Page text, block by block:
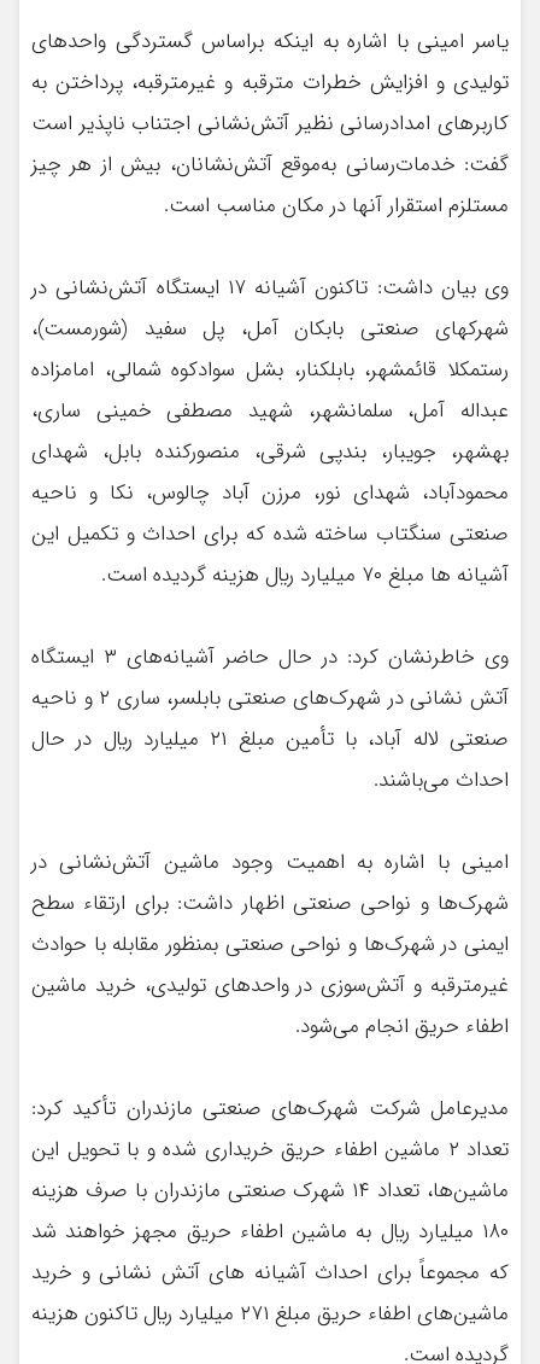
ياسر امينی با اشاره به اينكه براساس گستردگی واحدهاي
توليدی و افزايش خطرات مترقبه و غيرمترقبه، پرداختن به
كاربرهای امدادرسانی نظير آتش‌نشانی اجتناب ناپذير است
گفت: خدمات‌رسانی به‌موقع آتش‌نشانان، بيش از هر چيز
مستلزم استقرار آنها در مكان مناسب است.
وی بيان داشت: تاكنون آشيانه ۱۷ ايستگاه آتش‌نشانی در
شهرکهای صنعتی بابكان آمل، پل سفيد (شورمست)،
رستمكلا قائمشهر، بابلكنار، بشل سوادكوه شمالی، امامزاده
عبداله آمل، سلمانشهر، شهيد مصطفی خمينی ساری،
بهشهر، جويبار، بندپی شرقی، منصوركنده بابل، شهدای
محمودآباد، شهدای نور، مرزن آباد چالوس، نكا و ناحيه
صنعتی سنگتاب ساخته شده كه برای احداث و تكميل اين
آشيانه ها مبلغ ۷۰ ميليارد ريال هزينه گرديده است.
وي خاطرنشان كرد: در حال حاضر آشيانه‌های ۳ ايستگاه
آتش نشاني در شهرك‌های صنعتی بابلسر، ساری ۲ و ناحيه
صنعتی لاله آباد، با تأمين مبلغ ۲۱ ميليارد ريال در حال
احداث می‌باشند.
امينی با اشاره به اهميت وجود ماشين آتش‌نشانی در
شهرک‌ها و نواحی صنعتي اظهار داشت: برای ارتقاء سطح
ايمنی در شهرک‌ها و نواحی صنعتی بمنظور مقابله با حوادث
غیرمترقبه و آتش‌سوزی در واحدهای توليدی، خريد ماشين
اطفاء حريق انجام می‌شود.
مديرعامل شركت شهرک‌های صنعتي مازندران تأكيد كرد:
تعداد ۲ ماشين اطفاء حريق خريداری شده و با تحويل اين
ماشين‌ها، تعداد ۱۴ شهرك صنعتي مازندران با صرف هزينه
۱۸۰ ميليارد ريال به ماشين اطفاء حريق مجهز خواهند شد
كه مجموعاً براي احداث آشيانه های آتش نشانی و خريد
ماشين‌های اطفاء حريق مبلغ ۲۷۱ ميليارد ريال تاكنون هزينه
گرديده است.